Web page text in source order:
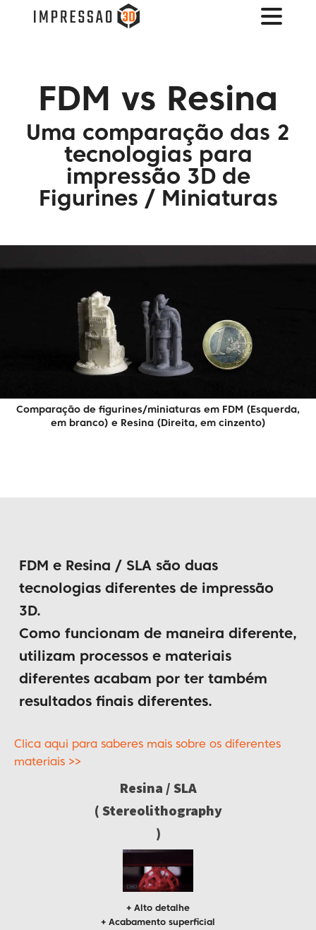
FDM vs Resina
Uma comparação das 2
tecnologias para
impressão 3D de
Figurines / Miniaturas
Comparação de figurines/miniaturas em FDM (Esquerda,
em branco) e Resina (Direita, em cinzento)
FDM e Resina / SLA são duas
tecnologias diferentes de impressão
3D.
Como funcionam de maneira diferente,
utilizam processos e materiais
diferentes acabam por ter também
resultados finais diferentes.
Clica aqui para saberes mais sobre os diferentes
materiais >>
Resina / SLA
( Stereolithography
)
+ Alto detalhe
+ Acabamento superficial